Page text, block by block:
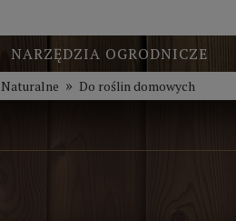
NARZĘDZIA OGRODNICZE
Naturalne » Do roślin domowych